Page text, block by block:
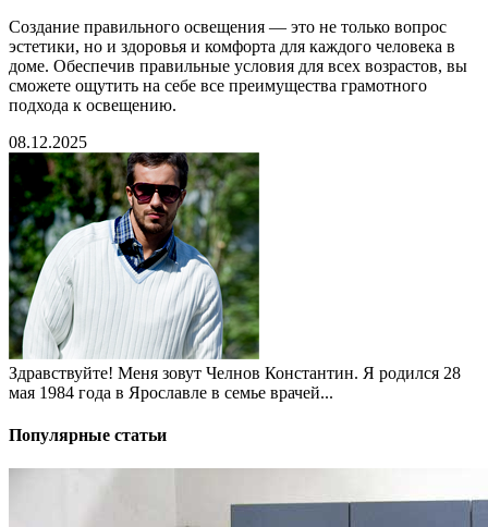
Создание правильного освещения — это не только вопрос
эстетики, но и здоровья и комфорта для каждого человека в
доме. Обеспечив правильные условия для всех возрастов, вы
сможете ощутить на себе все преимущества грамотного
подхода к освещению.
08.12.2025
Здравствуйте! Меня зовут Челнов Константин. Я родился 28
мая 1984 года в Ярославле в семье врачей...
Популярные статьи